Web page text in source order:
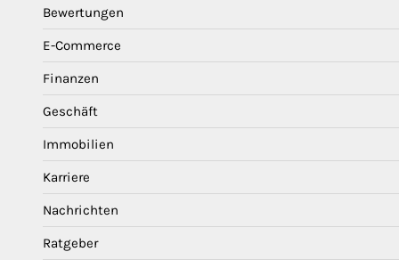
Bewertungen
E-Commerce
Finanzen
Geschäft
Immobilien
Karriere
Nachrichten
Ratgeber